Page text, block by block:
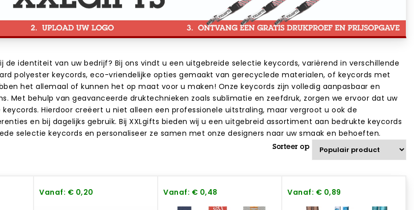
identiteit van uw bedrijf? Bij ons vindt u een uitgebreide selectie keycords, variërend in verschillende
polyester keycords, eco-vriendelijke opties gemaakt van gerecyclede materialen, of keycords met
het allemaal of kunnen het op maat voor u maken! Onze keycords zijn volledig aanpasbaar en
Met behulp van geavanceerde druktechnieken zoals sublimatie en zeefdruk, zorgen we ervoor dat uw
Hierdoor creëert u niet alleen een professionele uitstraling, maar vergroot u ook de
en bij dagelijks gebruik. Bij XXLgifts bieden wij u een uitgebreid assortiment aan bedrukte keycords
selectie keycords en personaliseer ze samen met onze designers naar uw smaak en behoeften.
Sorteer op
Vanaf: € 0,20 Vanaf: € 0,48 Vanaf: € 0,89